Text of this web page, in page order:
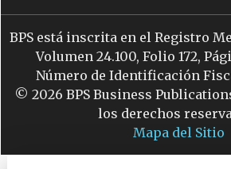
BPS está inscrita en el Registro
Volumen 24.100, Folio 172,
Número de Identificación
© 2026 BPS Business
los derechos
Mapa del Sitio